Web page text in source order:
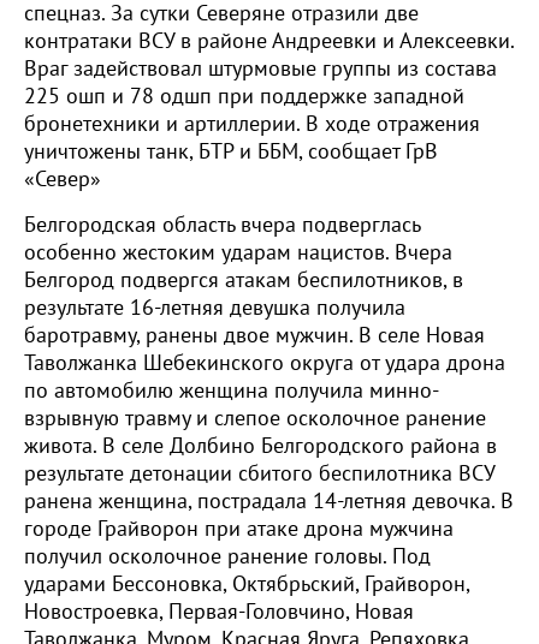
спецназ. За сутки Северяне отразили две
контратаки ВСУ в районе Андреевки и Алексеевки.
Враг задействовал штурмовые группы из состава
225 ошп и 78 одшп при поддержке западной
бронетехники и артиллерии. В ходе отражения
уничтожены танк, БТР и ББМ, сообщает ГрВ
«Север»
Белгородская область вчера подверглась
особенно жестоким ударам нацистов. Вчера
Белгород подвергся атакам беспилотников, в
результате 16-летняя девушка получила
баротравму, ранены двое мужчин. В селе Новая
Таволжанка Шебекинского округа от удара дрона
по автомобилю женщина получила минно-
взрывную травму и слепое осколочное ранение
живота. В селе Долбино Белгородского района в
результате детонации сбитого беспилотника ВСУ
ранена женщина, пострадала 14-летняя девочка. В
городе Грайворон при атаке дрона мужчина
получил осколочное ранение головы. Под
ударами Бессоновка, Октябрьский, Грайворон,
Новостроевка, Первая-Головчино, Новая